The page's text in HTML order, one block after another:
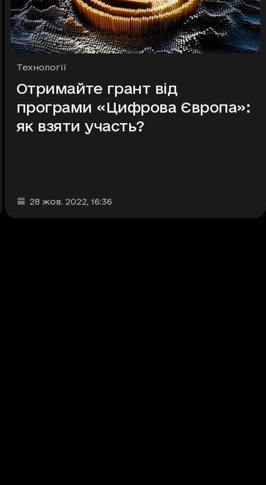
Рубрики
Технології
Отримайте грант від
програми «Цифрова Європа»:
як взяти участь?
Дата та час публікації
28 жов. 2022, 16:36